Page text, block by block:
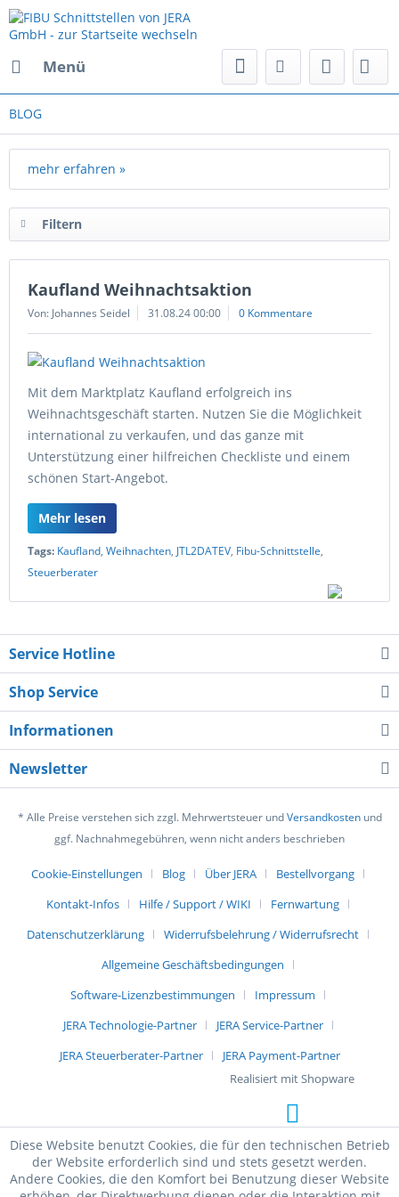
Menü
BLOG
mehr erfahren »
Filtern
Kaufland Weihnachtsaktion
Von: Johannes Seidel 31.08.24 00:00 0 Kommentare
Mit dem Marktplatz Kaufland erfolgreich ins
Weihnachtsgeschäft starten. Nutzen Sie die Möglichkeit
international zu verkaufen, und das ganze mit
Unterstützung einer hilfreichen Checkliste und einem
schönen Start-Angebot.
Mehr lesen
Tags: Kaufland, Weihnachten, JTL2DATEV, Fibu-Schnittstelle,
Steuerberater
Service Hotline
Shop Service
Informationen
Newsletter
* Alle Preise verstehen sich zzgl. Mehrwertsteuer undVersandkostenund
ggf. Nachnahmegebühren, wenn nicht anders beschrieben
Cookie-Einstellungen Blog Über JERA
Bestellvorgang
Kontakt-Infos
Hilfe / Support / WIKI
Fernwartung
Datenschutzerklärung
Widerrufsbelehrung / Widerrufsrecht
Allgemeine Geschäftsbedingungen
Software-Lizenzbestimmungen
Impressum
JERA Technologie-Partner
JERA Service-Partner
JERA Steuerberater-Partner
JERA Payment-Partner
Realisiert mit Shopware
Diese Website benutzt Cookies, die für den technischen Betrieb
der Website erforderlich sind und stets gesetzt werden.
Andere Cookies, die den Komfort bei Benutzung dieser Website